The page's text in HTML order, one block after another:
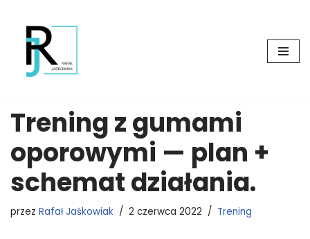
Przejdź
treści
Trening z gumami
oporowymi — plan +
schemat działania.
przez Rafał Jaśkowiak 2 czerwca 2022 Trening